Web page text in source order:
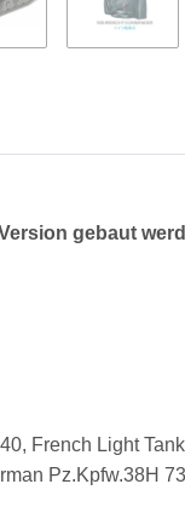
gebaut
French Light
Pz.Kpfw.38H